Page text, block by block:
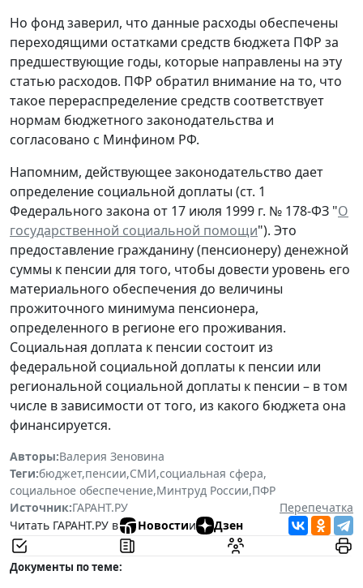
Но фонд заверил, что данные расходы обеспечены
переходящими остатками средств бюджета ПФР за
предшествующие годы, которые направлены на эту
статью расходов. ПФР обратил внимание на то, что
такое перераспределение средств соответствует
нормам бюджетного законодательства и
согласовано с Минфином РФ.
Напомним, действующее законодательство дает
определение социальной доплаты (ст. 1
Федерального закона от 17 июля 1999 г. № 178-ФЗ "О
государственной социальной помощи"). Это
предоставление гражданину (пенсионеру) денежной
суммы к пенсии для того, чтобы довести уровень его
материального обеспечения до величины
прожиточного минимума пенсионера,
определенного в регионе его проживания.
Социальная доплата к пенсии состоит из
федеральной социальной доплаты к пенсии или
региональной социальной доплаты к пенсии – в том
числе в зависимости от того, из какого бюджета она
финансируется.
Авторы:Валерия Зеновина
Теги:бюджет,пенсии,СМИ,социальная сфера,
социальное обеспечение,Минтруд России,ПФР
Источник:ГАРАНТ.РУ
Перепечатка
Читать ГАРАНТ.РУ в
Новостии Дзен
Документы по теме: